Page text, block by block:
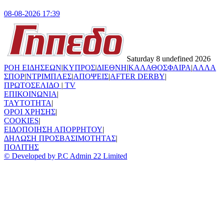
08-08-2026 17:39
Saturday 8 undefined 2026
ΡΟΗ ΕΙΔΗΣΕΩΝ|ΚΥΠΡΟΣ|ΔΙΕΘΝΗ|ΚΑΛΑΘΟΣΦΑΙΡΑ|ΑΛΛΑ
ΣΠΟΡ|ΝΤΡΙΜΠΛΕΣ|ΑΠΟΨΕΙΣ|AFTER DERBY|
ΠΡΩΤΟΣΕΛΙΔΟ | TV
ΕΠΙΚΟΙΝΩΝΙΑ|
TAYTOTHTA|
ΟΡΟΙ ΧΡΗΣΗΣ|
COOKIES|
ΕΙΔΟΠΟΙΗΣΗ ΑΠΟΡΡΗΤΟΥ|
ΔΗΛΩΣΗ ΠΡΟΣΒΑΣΙΜΟΤΗΤΑΣ|
ΠΟΛΙΤΗΣ
© Developed by P.C Admin 22 Limited